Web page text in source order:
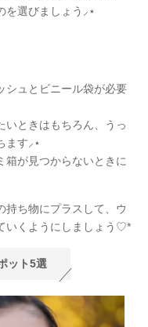
を選びましょう⸝⋆
シュとビニール袋が必要
いときはもちろん、うっ
ます⸝⋆
箱が見つからないときに
持ち物にプラスして、ウ
いくようにしましょう♡*
ット5選